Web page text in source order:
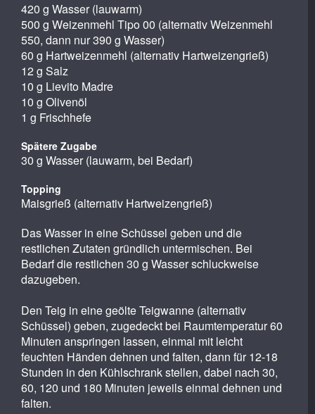
420 g Wasser (lauwarm)
500 g Weizenmehl Tipo 00 (alternativ Weizenmehl
550, dann nur 390 g Wasser)
60 g Hartweizenmehl (alternativ Hartweizengrieß)
12 g Salz
10 g Lievito Madre
10 g Olivenöl
1 g Frischhefe
Spätere Zugabe
30 g Wasser (lauwarm, bei Bedarf)
Topping
Maisgrieß (alternativ Hartweizengrieß)
Das Wasser in eine Schüssel geben und die
restlichen Zutaten gründlich untermischen. Bei
Bedarf die restlichen 30 g Wasser schluckweise
dazugeben.
Den Teig in eine geölte Teigwanne (alternativ
Schüssel) geben, zugedeckt bei Raumtemperatur 60
Minuten anspringen lassen, einmal mit leicht
feuchten Händen dehnen und falten, dann für 12-18
Stunden in den Kühlschrank stellen, dabei nach 30,
60, 120 und 180 Minuten jeweils einmal dehnen und
falten.